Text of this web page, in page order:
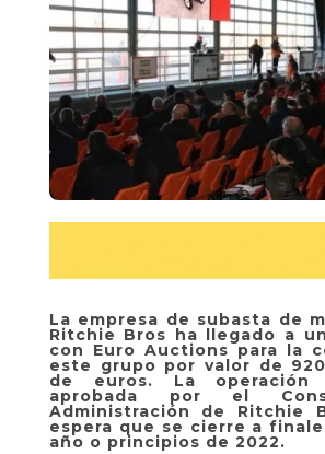
La empresa de subasta de
Ritchie Bros ha llegado a
con Euro Auctions para la
este grupo por valor de
de euros. La
aprobada por el
Administración de Ritchie
espera que se cierre a
año o principios de 2022.